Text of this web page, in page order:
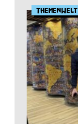
Themenwelt